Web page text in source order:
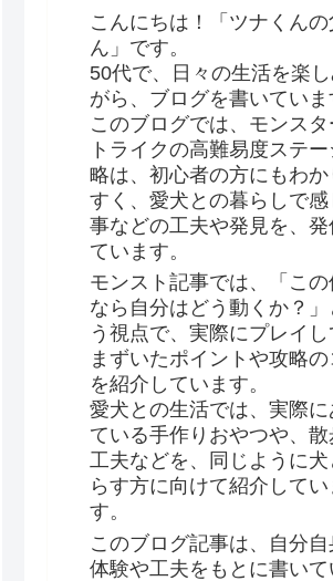
こんにちは！「ツナくんの
ん」です。
50代で、日々の生活を楽
がら、ブログを書いていま
このブログでは、モンスタ
トライクの高難易度ステ
略は、初心者の方にもわか
すく、愛犬との暮らしで感
事などの工夫や発見を、発
ています。
モンスト記事では、「この
なら自分はどう動くか？」
う視点で、実際にプレイし
まずいたポイントや攻略の
を紹介しています。
愛犬との生活では、実際に
ている手作りおやつや、
工夫などを、同じように犬
らす方に向けて紹介してい
す。
このブログ記事は、自分
体験や工夫をもとに書いて